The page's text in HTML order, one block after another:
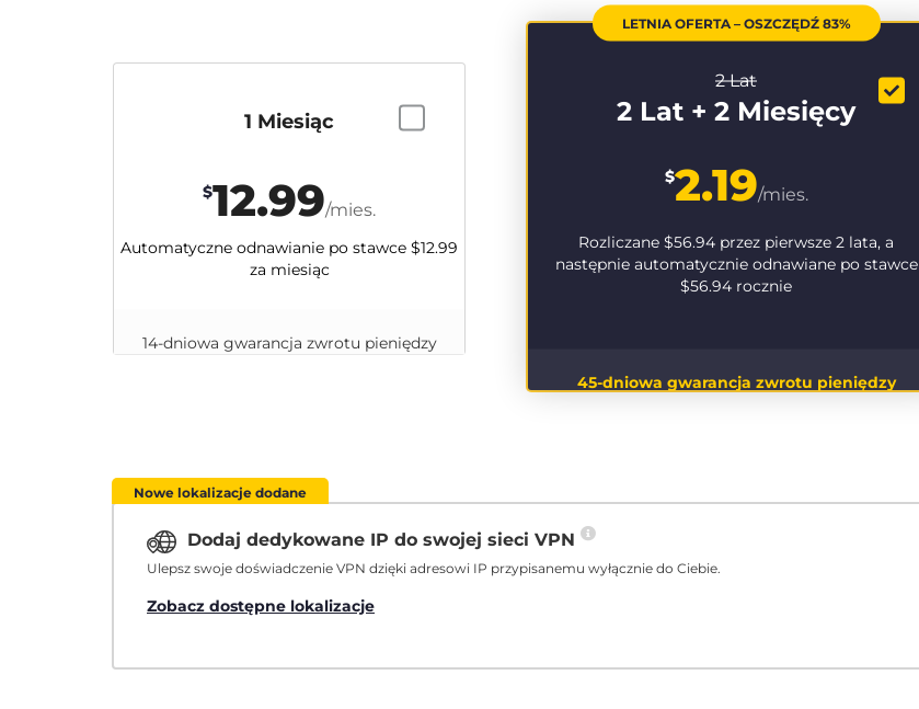
LETNIA OFERTA – OSZCZĘDŹ 83%
2 Lat
2 Lat + 2 Miesięcy
$2.19/mies.
Rozliczane $56.94 przez pierwsze 2 lata, a
następnie automatycznie odnawiane po stawce
$56.94 rocznie
45-dniowa gwarancja zwrotu pieniędzy
1 Miesiąc
$12.99/mies.
Automatyczne odnawianie po stawce $12.99
za miesiąc
14-dniowa gwarancja zwrotu pieniędzy
Nowe lokalizacje dodane
Dodaj dedykowane IP do swojej sieci VPN
Ulepsz swoje doświadczenie VPN dzięki adresowi IP przypisanemu wyłącznie do Ciebie.
Zobacz dostępne lokalizacje